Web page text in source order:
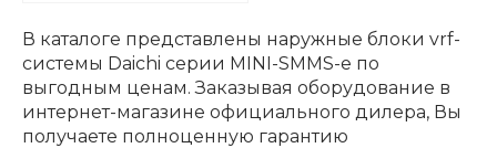
В каталоге представлены наружные блоки vrf-
системы Daichi серии MINI-SMMS-e по
выгодным ценам. Заказывая оборудование в
интернет-магазине официального дилера, Вы
получаете полноценную гарантию